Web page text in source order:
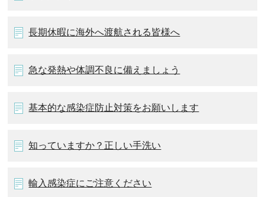
長期休暇に海外へ渡航される皆様へ
急な発熱や体調不良に備えましょう
基本的な感染症防止対策をお願いします
知っていますか？正しい手洗い
輸入感染症にご注意ください